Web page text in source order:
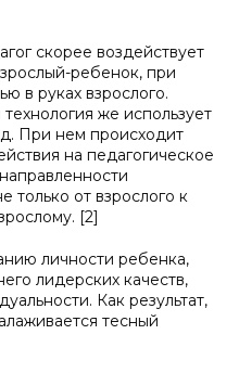
скорее воздействует
ребенок, при
в руках взрослого.
же использует
При нем происходит
на педагогическое
только от взрослого к
[2]
личности ребенка,
лидерских качеств,
Как результат,
тесный